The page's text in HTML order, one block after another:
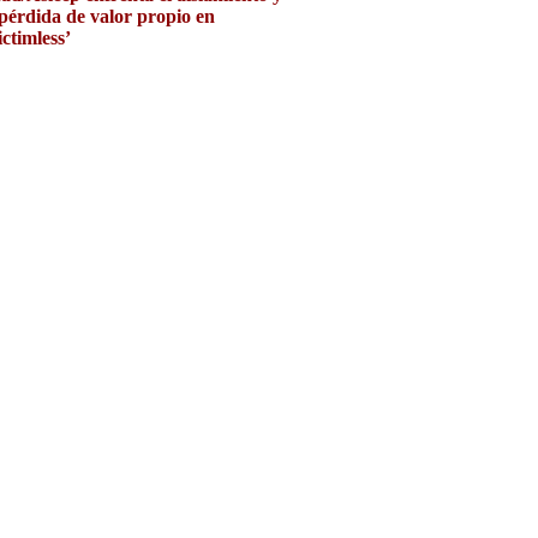
de valor propio en